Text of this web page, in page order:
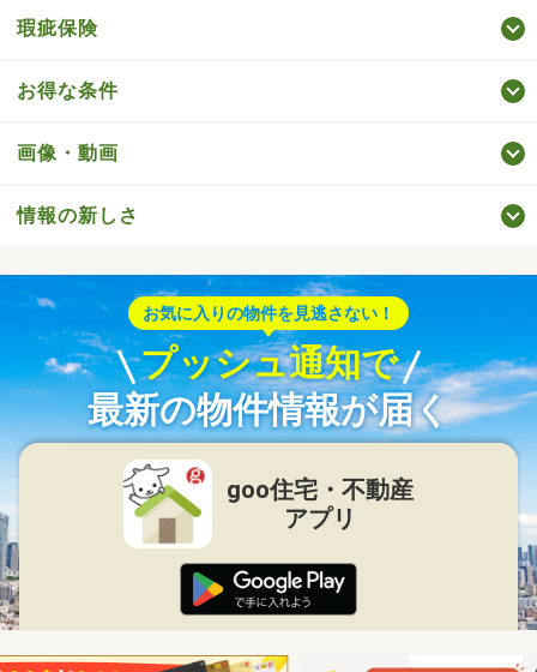
瑕疵保険
お得な条件
画像・動画
情報の新しさ
お気に入りの物件を見逃さない！
プッシュ通知で
最新の物件情報が届く
goo住宅・不動産
アプリ